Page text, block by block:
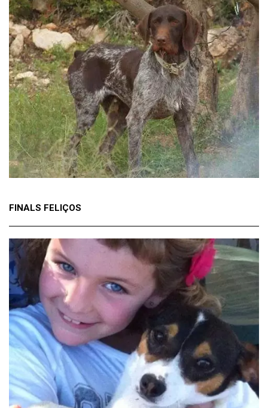
FINALS FELIÇOS